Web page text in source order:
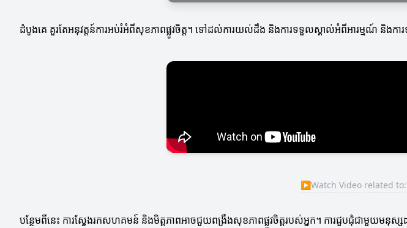
ដំបូងគេ គួរតែអនុវត្តន៍ការអប់រំអំពីសុខភាពផ្លូវចិត្ត។ ទៅដល់ការយល់ដឹង និងការទទួលស្គាល់អំពីអារម្មណ៍ និ
▶Watch Video related to:
បន្ថែមពីនេះ ការស្វែងរកសហគមន៍ និងមិត្តភាពអាចជួយពង្រឹងសុខភាពផ្លូវចិត្តរបស់អ្នក។ ការជួបជុំជាមួយមនុ